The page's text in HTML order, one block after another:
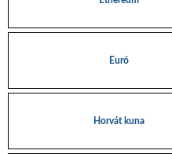
Euró
Horvát kuna